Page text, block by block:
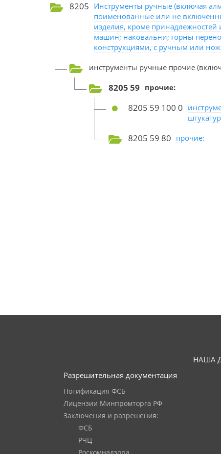
8205 Инструменты ручные (включая
поименованные или не
изделия, кроме принадлежностей
машин; наковальни; горны
конструкциями, с ручным или
инструменты ручные прочие
8205 59 прочие:
8205 59 100 0
8205 59 80 прочие:
НАША
Разрешительная документация
Нотификация ФСБ
Лицензии Минпромторга РФ
Заключения и разрешения:
ФСБ
РЧЦ